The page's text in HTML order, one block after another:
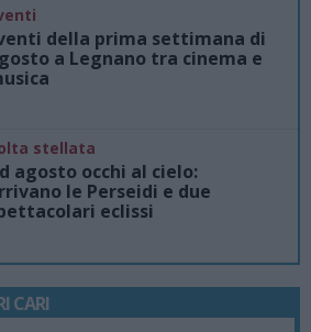
della prima settimana di
a Legnano tra cinema e
stellata
agosto occhi al cielo:
le Perseidi e due
eclissi
CARI